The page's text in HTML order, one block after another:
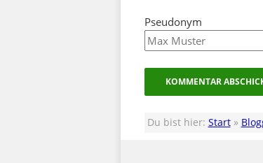
Pseudonym
Du bist hier: Start»